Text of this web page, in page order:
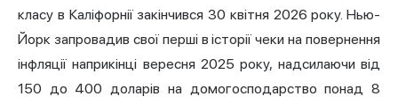
класу в Каліфорнії закінчився 30 квітня 2026 року. Нью-
Йорк запровадив свої перші в історії чеки на повернення
інфляції наприкінці вересня 2025 року, надсилаючи від
150 до 400 доларів на домогосподарство понад 8